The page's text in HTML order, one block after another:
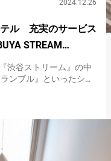
2024.12.26
ル 充実のサービス
STREAM
渋谷ストリーム』の中
ンブル』といったショ
SHIBUYA STREAM …